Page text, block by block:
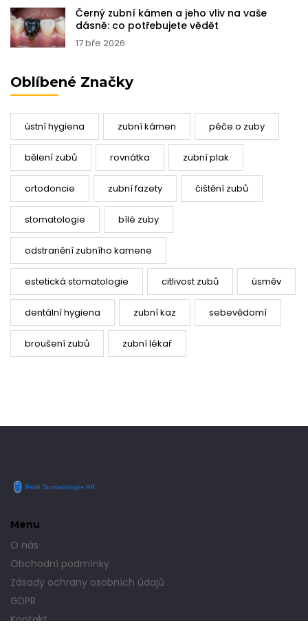
Černý zubní kámen a jeho vliv na vaše
dásně: co potřebujete vědět
17 bře 2026
Oblíbené Značky
ústní hygiena zubní kámen péče o zuby
bělení zubů rovnátka zubní plak
ortodoncie zubní fazety čištění zubů
stomatologie bílé zuby
odstranění zubního kamene
estetická stomatologie citlivost zubů úsměv
dentální hygiena zubní kaz sebevědomí
broušení zubů zubní lékař
Menu
O nás
Obchodní podmínky
Zásady ochrany osobních údajů
GDPR
Kontakt